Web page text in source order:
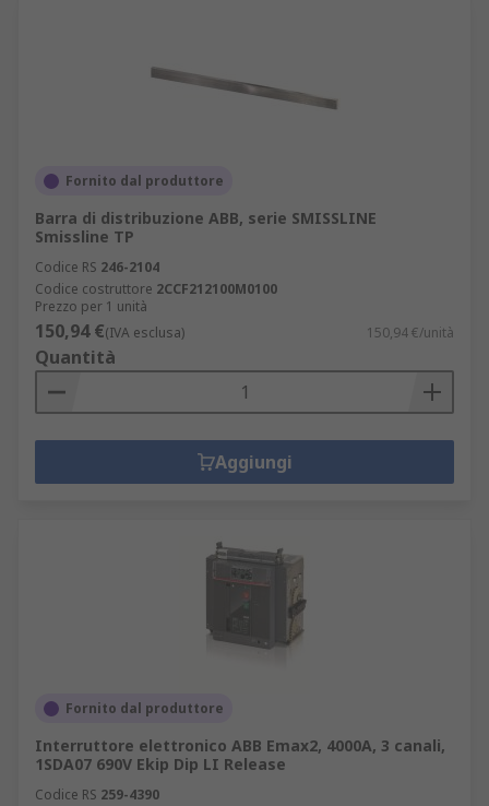
Fornito dal produttore
Barra di distribuzione ABB, serie SMISSLINE
Smissline TP
Codice RS 246-2104
Codice costruttore 2CCF212100M0100
Prezzo per 1 unità
150,94 €(IVA esclusa) 150,94 €/unità
Quantità
Aggiungi
Fornito dal produttore
Interruttore elettronico ABB Emax2, 4000A, 3 canali,
1SDA07 690V Ekip Dip LI Release
Codice RS 259-4390